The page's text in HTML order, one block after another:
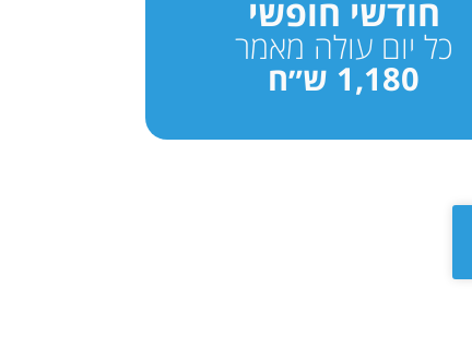
חודשי חופשי
כל יום עולה מאמר
1,180 ש״ח